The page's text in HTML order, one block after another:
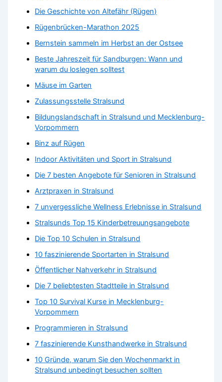
Die Geschichte von Altefähr (Rügen)
Rügenbrücken-Marathon 2025
Bernstein sammeln im Herbst an der Ostsee
Beste Jahreszeit für Sandburgen: Wann und
warum du loslegen solltest
Mäuse im Garten
Zulassungsstelle Stralsund
Bildungslandschaft in Stralsund und Mecklenburg-
Vorpommern
Binz auf Rügen
Indoor Aktivitäten und Sport in Stralsund
Die 7 besten Angebote für Senioren in Stralsund
Arztpraxen in Stralsund
7 unvergessliche Wellness Erlebnisse in Stralsund
Stralsunds Top 15 Kinderbetreuungsangebote
Die Top 10 Schulen in Stralsund
10 faszinierende Sportarten in Stralsund
Öffentlicher Nahverkehr in Stralsund
Die 7 beliebtesten Stadtteile in Stralsund
Top 10 Survival Kurse in Mecklenburg-
Vorpommern
Programmieren in Stralsund
7 faszinierende Kunsthandwerke in Stralsund
10 Gründe, warum Sie den Wochenmarkt in
Stralsund unbedingt besuchen sollten